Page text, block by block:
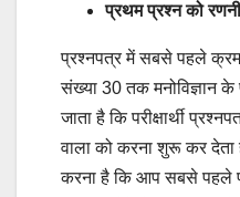
प्रथम प्रश्न को
प्रश्नपत्र में सबसे पहले
संख्या 30 तक मनोविज्ञान
जाता है कि परीक्षार्थी
वाला को करना शुरू कर
करना है कि आप सबसे पहले